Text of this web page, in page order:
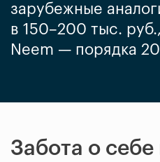
зарубежные
в 150–200 тыс.
Neem — порядка
Забота о себе